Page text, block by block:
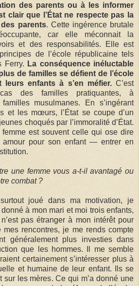
des parents ou à les informer
clair que l’État ne respecte pas la
parents. Cette ingérence brutale
car elle méconnait la
et des responsabilités. Elle est
de l’école républicaine tels
Ferry. La conséquence inéluctable
de familles se défient de l’école
enfants à s’en méfier.C’est
des familles pratiquantes, à
musulmanes. En s’ingérant
et les mœurs, l’État se coupe d’un
choqués par l’immoralité d’État.
est souvent celle qui ose dire
pour son enfant — entrer en
une femme vous a-t-il avantagé ou
combat ?
joué dans ma motivation, je
à mon mari et moi trois enfants,
pas étranger à mon intérêt pour
mes rencontres, je me rends compte
généralement plus investies dans
que les hommes. Il me semble
certainement s’intéresser plus à
et humaine de leur enfant. Ils se
sur les mères. Ce qui m’a donné une